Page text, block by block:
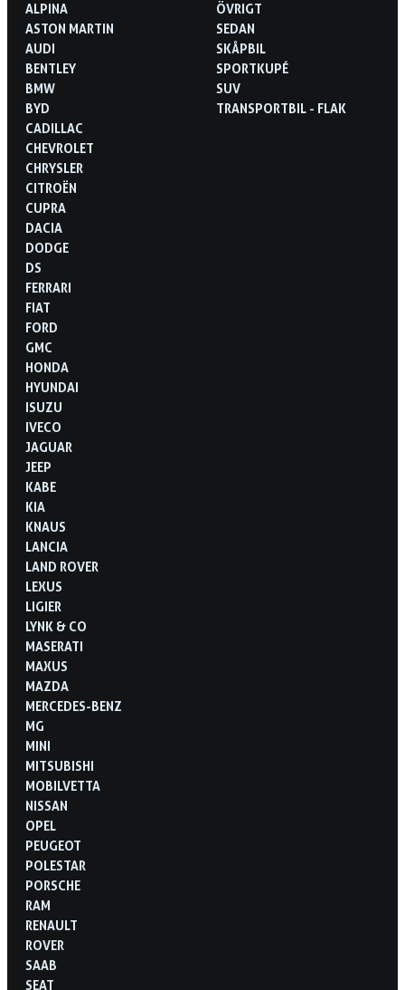
ALPINA
ASTON MARTIN
AUDI
BENTLEY
BMW
BYD
CADILLAC
CHEVROLET
CHRYSLER
CITROËN
CUPRA
DACIA
DODGE
DS
FERRARI
FIAT
FORD
GMC
HONDA
HYUNDAI
ISUZU
IVECO
JAGUAR
JEEP
KABE
KIA
KNAUS
LANCIA
LAND ROVER
LEXUS
LIGIER
LYNK & CO
MASERATI
MAXUS
MAZDA
MERCEDES-BENZ
MG
MINI
MITSUBISHI
MOBILVETTA
NISSAN
OPEL
PEUGEOT
POLESTAR
PORSCHE
RAM
RENAULT
ROVER
SAAB
SEAT
ÖVRIGT
SEDAN
SKÅPBIL
SPORTKUPÉ
SUV
TRANSPORTBIL - FLAK